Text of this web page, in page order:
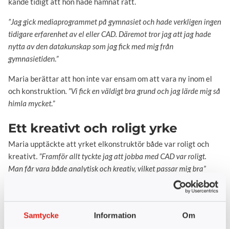
Samtycke Information Om
”Jag gick mediaprogrammet på gymnasiet och hade verkligen ingen
tidigare erfarenhet av el eller CAD. Däremot tror jag att jag hade
nytta av den datakunskap som jag fick med mig från
gymnasietiden.”
Maria berättar att hon inte var ensam om att vara ny inom el
och konstruktion. ”Vi fick en väldigt bra grund och jag lärde mig så
himla mycket.”
Ett kreativt och roligt yrke
Maria upptäckte att yrket elkonstruktör både var roligt och
kreativt. ”Framför allt tyckte jag att jobba med CAD var roligt.
Man får vara både analytisk och kreativ, vilket passar mig bra”
ÄvenLIA:n (Lärande i arbete)öppnade upp ögonen för vad
yrkesrollen innebär.
”Första LIA:n gjorde jag på Swisslog där jag